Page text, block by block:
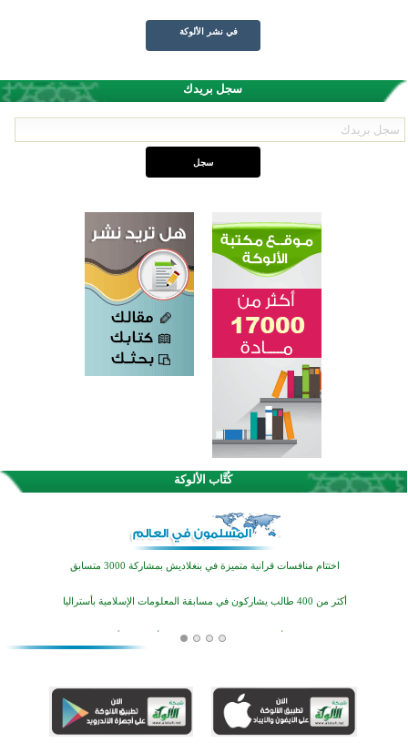
في نشر الألوكة
سجل بريدك
كُتَّاب الألوكة
اختتام الدورة التاسعة لمسابقة حفظ وتلاوة القرآن الكريم في أزناكاييف
تيسليتش تختتم برنامجا تعليميا لتعزيز القيم وبناء الشخصية للشباب المسلمين
اختتام منافسات قرآنية متميزة في بنغلاديش بمشاركة 3000 متسابق
أكثر من 400 طالب يشاركون في مسابقة المعلومات الإسلامية بأستراليا
افتتاح تاريخي لأول مسجد في بلييفليا بالجبل الأسود منذ أكثر من قرن
أكبر مشروع إسلامي في ريف أستراليا يفتتح أبوابه بعد سنوات من العمل والعطاء